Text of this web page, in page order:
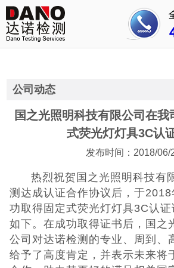
首页
关于我们
公司动态
证书查询
联系我们
CE认证
公司动态
国之光照明科技有限公司在我
式荧光灯灯具3C认
发布时间：2018/06/
热烈祝贺国之光照明科技有
测达成认证合作协议后，于
功取得固定式荧光灯灯具3C认
如下。在成功取得证书后，国之
公司对达诺检测的专业、周到、
给予了高度肯定，并表示未来将